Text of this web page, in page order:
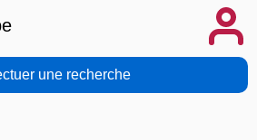
une recherche